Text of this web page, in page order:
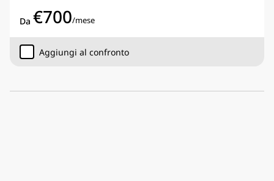
Da €700/mese
Aggiungi al confronto